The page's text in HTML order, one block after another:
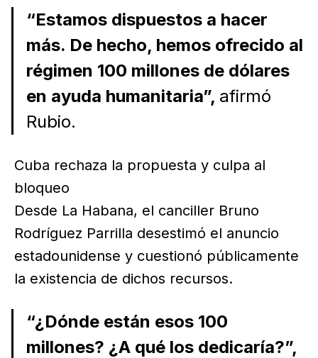
“Estamos dispuestos a hacer
más. De hecho, hemos ofrecido al
régimen 100 millones de dólares
en ayuda humanitaria”, afirmó
Rubio.
Cuba rechaza la propuesta y culpa al
bloqueo
Desde La Habana, el canciller Bruno
Rodríguez Parrilla desestimó el anuncio
estadounidense y cuestionó públicamente
la existencia de dichos recursos.
“¿Dónde están esos 100
millones? ¿A qué los dedicaría?”,